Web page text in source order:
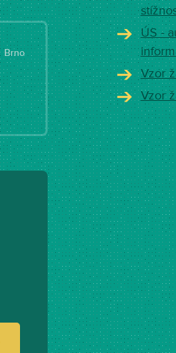
Brno
ÚS -
Vzor
Vzor